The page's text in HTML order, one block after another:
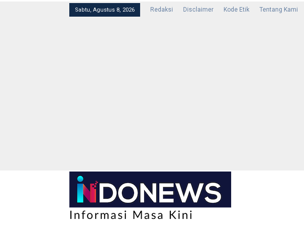
Sabtu, Agustus 8, 2026 Redaksi Disclaimer Kode Etik Tentang Kami